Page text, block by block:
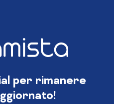
per rimanere